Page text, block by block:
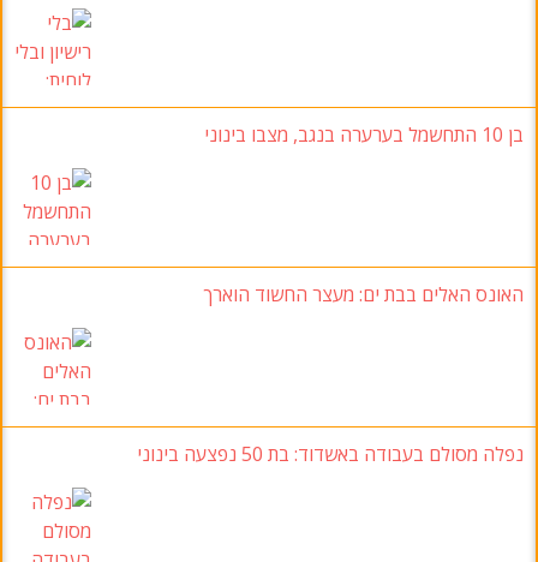
בן 10 התחשמל בערערה בנגב, מצבו בינוני
האונס האלים בבת ים: מעצר החשוד הוארך
נפלה מסולם בעבודה באשדוד: בת 50 נפצעה בינוני